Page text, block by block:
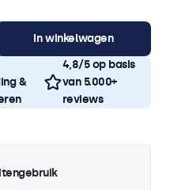
In winkelwagen
&
4,8/5 op basis
van 5.000+
reviews